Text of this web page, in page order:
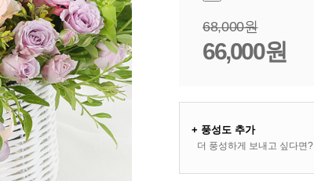
68,000원
66,000원
+ 풍성도 추가
더 풍성하게 보내고 싶다면?